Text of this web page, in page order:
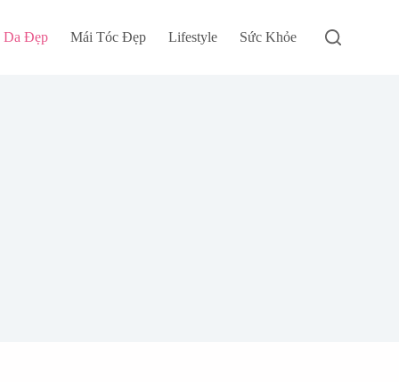
Da Đẹp Mái Tóc Đẹp Lifestyle Sức Khỏe